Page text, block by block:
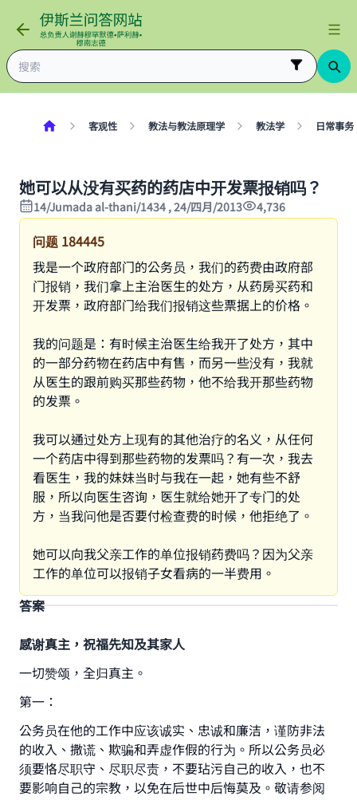
客观性 教法与教法原理学 教法学 日常事务
她可以从没有买药的药店中开发票报销吗？
14/Jumada al-thani/1434 , 24/四月/2013 4,736
问题 184445
我是一个政府部门的公务员，我们的药费由政府部
门报销，我们拿上主治医生的处方，从药房买药和
开发票，政府部门给我们报销这些票据上的价格。
我的问题是：有时候主治医生给我开了处方，其中
的一部分药物在药店中有售，而另一些没有，我就
从医生的跟前购买那些药物，他不给我开那些药物
的发票。
我可以通过处方上现有的其他治疗的名义，从任何
一个药店中得到那些药物的发票吗？有一次，我去
看医生，我的妹妹当时与我在一起，她有些不舒
服，所以向医生咨询，医生就给她开了专门的处
方，当我问他是否要付检查费的时候，他拒绝了。
她可以向我父亲工作的单位报销药费吗？因为父亲
工作的单位可以报销子女看病的一半费用。
答案
感谢真主，祝福先知及其家人
一切赞颂，全归真主。
第一：
公务员在他的工作中应该诚实、忠诚和廉洁，谨防非法
的收入、撒谎、欺骗和弄虚作假的行为。所以公务员必
须要恪尽职守、尽职尽责，不要玷污自己的收入，也不
要影响自己的宗教，以免在后世中后悔莫及。敬请参阅